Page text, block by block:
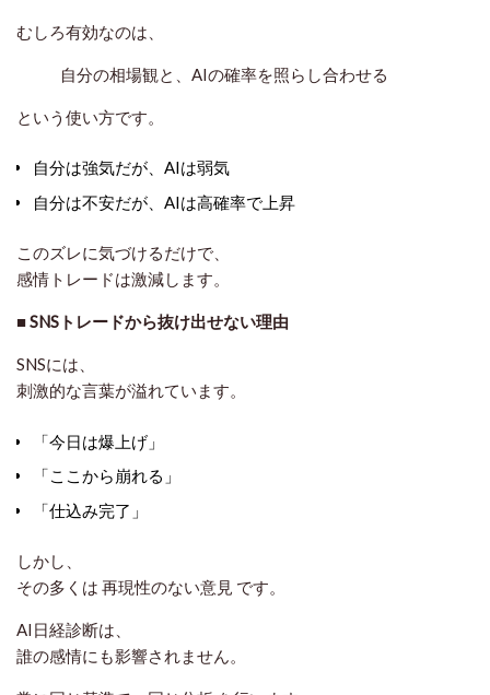
むしろ有効なのは、
自分の相場観と、AIの確率を照らし合わせる
という使い方です。
自分は強気だが、AIは弱気
自分は不安だが、AIは高確率で上昇
このズレに気づけるだけで、
感情トレードは激減します。
■ SNSトレードから抜け出せない理由
SNSには、
刺激的な言葉が溢れています。
「今日は爆上げ」
「ここから崩れる」
「仕込み完了」
しかし、
その多くは 再現性のない意見 です。
AI日経診断は、
誰の感情にも影響されません。